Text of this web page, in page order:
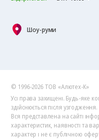
Шоу-руми
© 1996-2026 ТОВ «Алютех‑К»
Усі права захищені. Будь-яке
здійснюється після узгодження.
Вся представлена на сайті
характеристик, наявності та
характер і не є публічною